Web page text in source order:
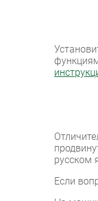
русском
Если